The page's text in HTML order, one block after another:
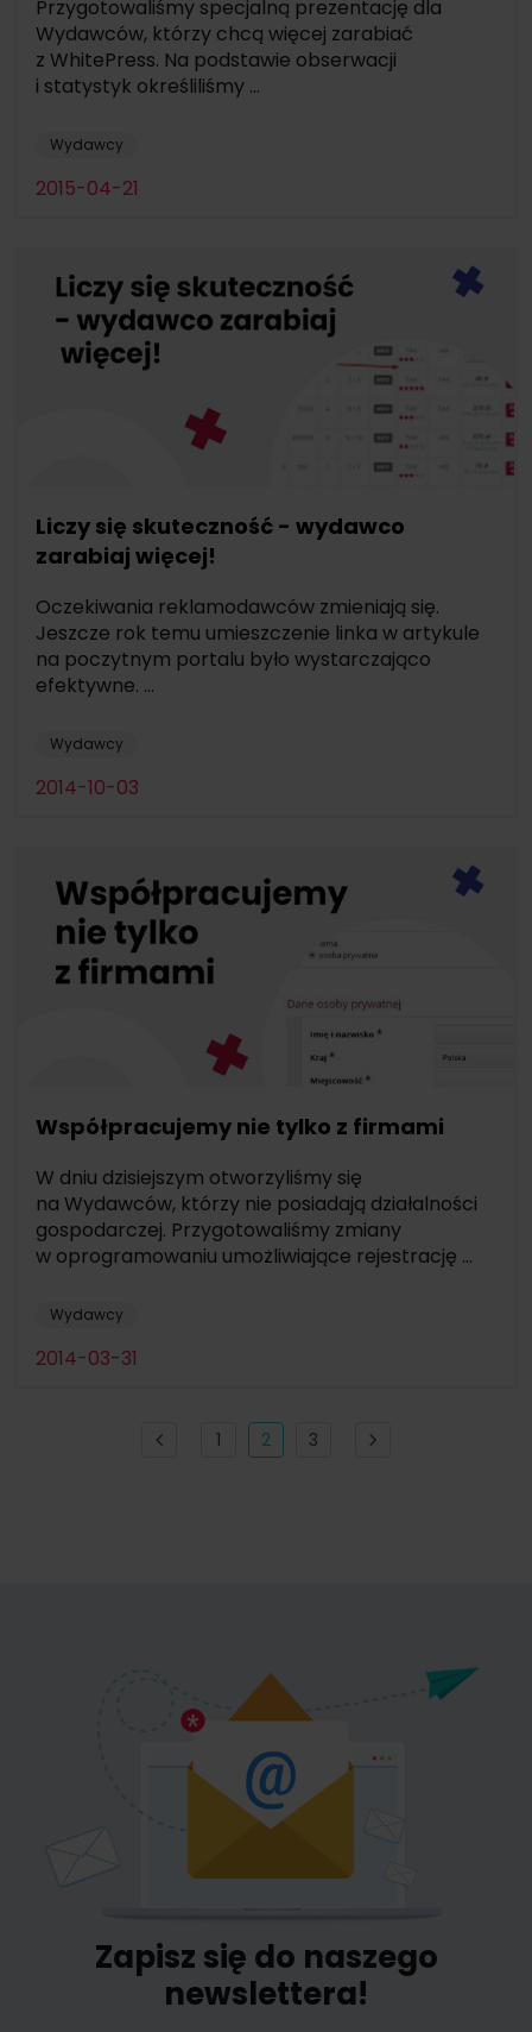
Przygotowaliśmy specjalną prezentację dla
Wydawców, którzy chcą więcej zarabiać
z WhitePress. Na podstawie obserwacji
i statystyk określiliśmy ...
Wydawcy
2015-04-21
Liczy się skuteczność - wydawco
zarabiaj więcej!
Oczekiwania reklamodawców zmieniają się.
Jeszcze rok temu umieszczenie linka w artykule
na poczytnym portalu było wystarczająco
efektywne. ...
Wydawcy
2014-10-03
Współpracujemy nie tylko z firmami
W dniu dzisiejszym otworzyliśmy się
na Wydawców, którzy nie posiadają działalności
gospodarczej. Przygotowaliśmy zmiany
w oprogramowaniu umożliwiające rejestrację ...
Wydawcy
2014-03-31
1 2 3
Zapisz się do naszego
newslettera!